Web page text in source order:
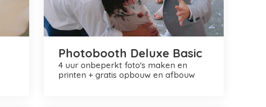
Photobooth Deluxe Basic
4 uur onbeperkt foto's maken en
printen + gratis opbouw en afbouw